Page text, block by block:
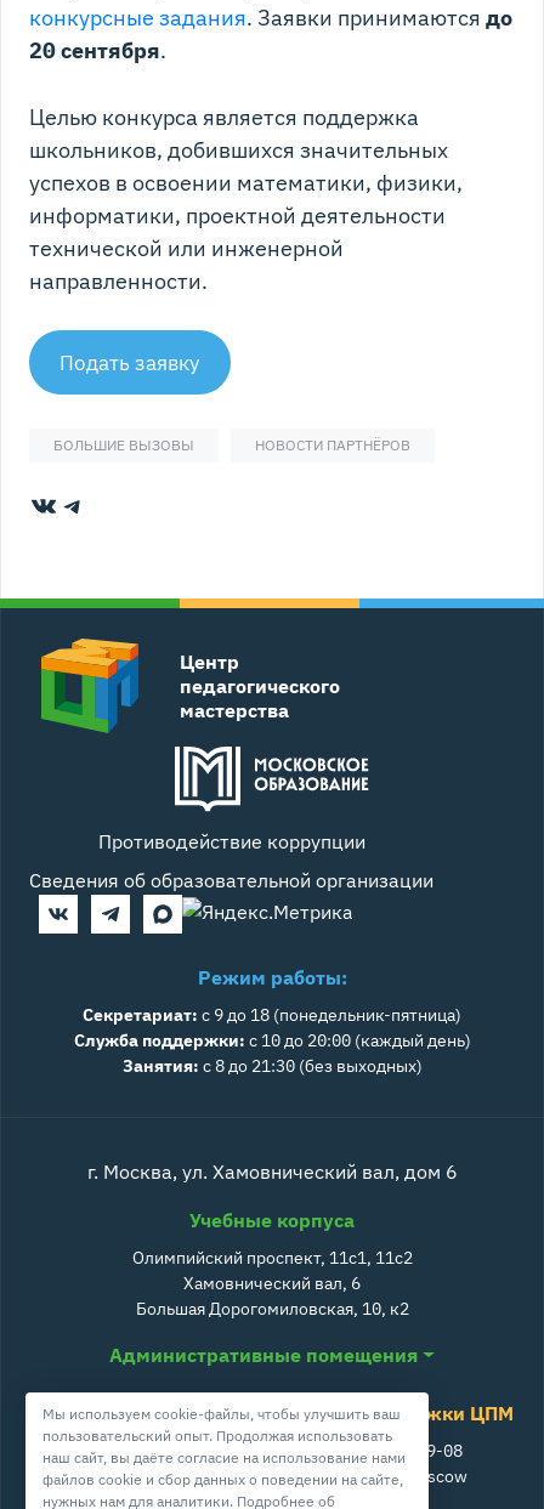
конкурсные задания. Заявки принимаются до
20 сентября.
Целью конкурса является поддержка
школьников, добившихся значительных
успехов в освоении математики, физики,
информатики, проектной деятельности
технической или инженерной
направленности.
Подать заявку
БОЛЬШИЕ ВЫЗОВЫ НОВОСТИ ПАРТНЁРОВ
ВКонтакте
Telegram
Центр
педагогического
мастерства
Противодействие коррупции
Сведения об образовательной организации
Режим работы:
Секретариат: с 9 до 18 (понедельник-пятница)
Служба поддержки: с 10 до 20:00 (каждый день)
Занятия: с 8 до 21:30 (без выходных)
г. Москва, ул. Хамовнический вал, дом 6
Учебные корпуса
Олимпийский проспект, 11с1, 11с2
Хамовнический вал, 6
Большая Дорогомиловская, 10, к2
Административные помещения
Служба поддержки ЦПМ
+7 800 511-39-08
info@cpm.moscow
Мы используем cookie-файлы, чтобы улучшить ваш
пользовательский опыт. Продолжая использовать
наш сайт, вы даёте согласие на использование нами
файлов cookie и сбор данных о поведении на сайте,
нужных нам для аналитики. Подробнее об